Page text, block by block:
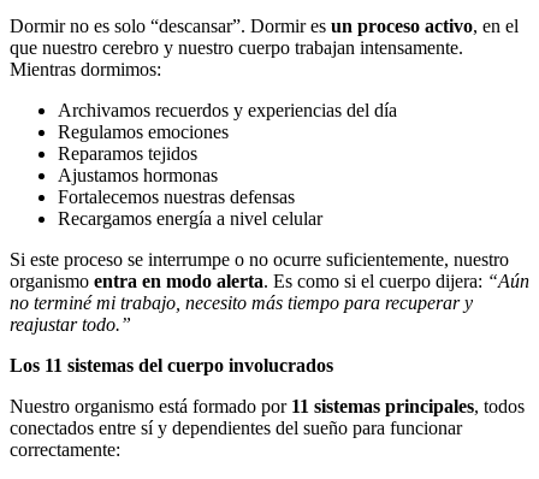
Dormir no es solo “descansar”. Dormir es un proceso activo, en el
que nuestro cerebro y nuestro cuerpo trabajan intensamente.
Mientras dormimos:
Archivamos recuerdos y experiencias del día
Regulamos emociones
Reparamos tejidos
Ajustamos hormonas
Fortalecemos nuestras defensas
Recargamos energía a nivel celular
Si este proceso se interrumpe o no ocurre suficientemente, nuestro
organismo entra en modo alerta. Es como si el cuerpo dijera: “Aún
no terminé mi trabajo, necesito más tiempo para recuperar y
reajustar todo.”
Los 11 sistemas del cuerpo involucrados
Nuestro organismo está formado por 11 sistemas principales, todos
conectados entre sí y dependientes del sueño para funcionar
correctamente: